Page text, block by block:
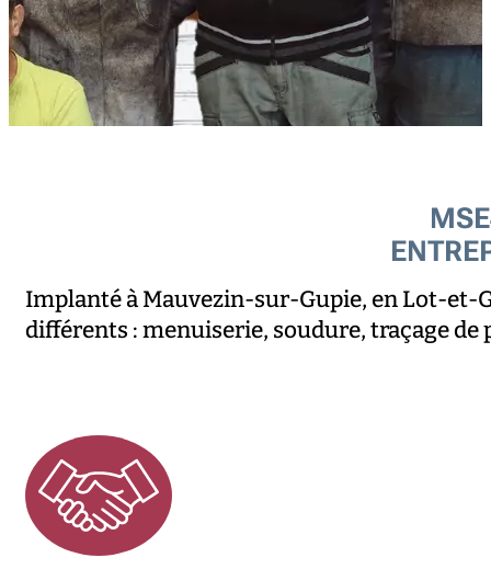
Implanté à Mauvezin-sur-Gupie, en Lot-et-
différents : menuiserie, soudure, traçage